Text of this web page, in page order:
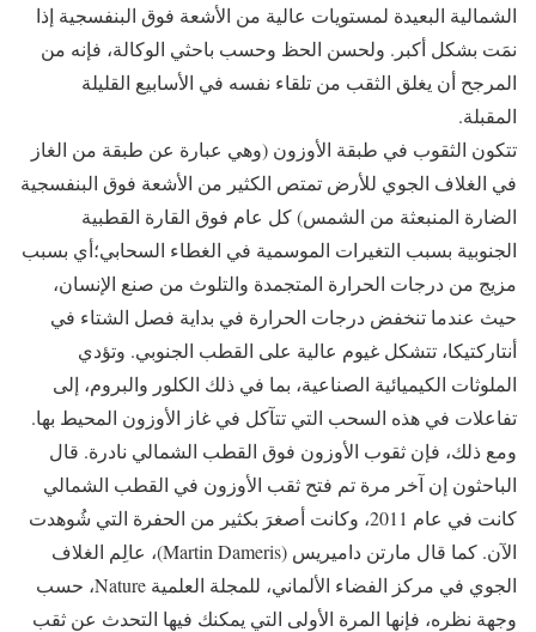
الشمالية البعيدة لمستويات عالية من الأشعة فوق البنفسجية إذا
نمَت بشكل أكبر. ولحسن الحظ وحسب باحثي الوكالة، فإنه من
المرجح أن يغلق الثقب من تلقاء نفسه في الأسابيع القليلة
المقبلة.
تتكون الثقوب في طبقة الأوزون (وهي عبارة عن طبقة من الغاز
في الغلاف الجوي للأرض تمتص الكثير من الأشعة فوق البنفسجية
الضارة المنبعثة من الشمس) كل عام فوق القارة القطبية
الجنوبية بسبب التغيرات الموسمية في الغطاء السحابي؛أي بسبب
مزيج من درجات الحرارة المتجمدة والتلوث من صنع الإنسان،
حيث عندما تنخفض درجات الحرارة في بداية فصل الشتاء في
أنتاركتيكا، تتشكل غيوم عالية على القطب الجنوبي. وتؤدي
الملوثات الكيميائية الصناعية، بما في ذلك الكلور والبروم، إلى
تفاعلات في هذه السحب التي تتآكل في غاز الأوزون المحيط بها.
ومع ذلك، فإن ثقوب الأوزون فوق القطب الشمالي نادرة. قال
الباحثون إن آخر مرة تم فتح ثقب الأوزون في القطب الشمالي
كانت في عام 2011، وكانت أصغرَ بكثير من الحفرة التي شُوهدت
الآن. كما قال مارتن داميريس (Martin Dameris)، عالِم الغلاف
الجوي في مركز الفضاء الألماني، للمجلة العلمية Nature، حسب
وجهة نظره، فإنها المرة الأولى التي يمكنك فيها التحدث عن ثقب